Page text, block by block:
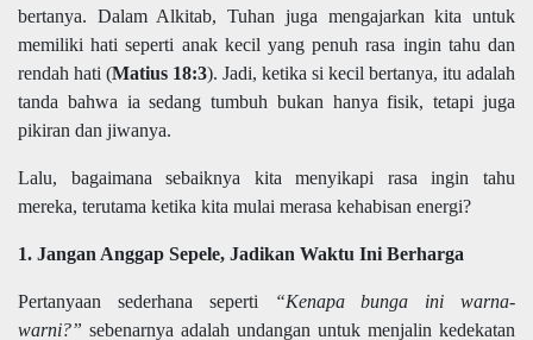
bertanya. Dalam Alkitab, Tuhan juga mengajarkan kita untuk
memiliki hati seperti anak kecil yang penuh rasa ingin tahu dan
rendah hati (Matius 18:3). Jadi, ketika si kecil bertanya, itu adalah
tanda bahwa ia sedang tumbuh bukan hanya fisik, tetapi juga
pikiran dan jiwanya.
Lalu, bagaimana sebaiknya kita menyikapi rasa ingin tahu
mereka, terutama ketika kita mulai merasa kehabisan energi?
1. Jangan Anggap Sepele, Jadikan Waktu Ini Berharga
Pertanyaan sederhana seperti
“Kenapa bunga ini warna-
warni?” sebenarnya adalah undangan untuk menjalin kedekatan